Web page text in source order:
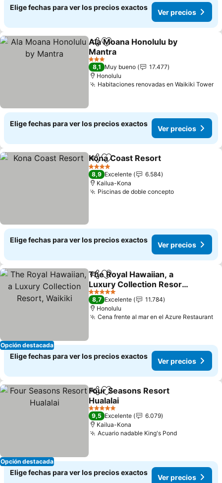
Elige fechas para ver los precios exactos
Ver precios
CompartirAgregar a favoritos
Ala Moana Honolulu by
Mantra
3 Estrellas
8,1 Muy bueno
17.477
Honolulu
Habitaciones renovadas en Waikiki Tower
Elige fechas para ver los precios exactos
Ver precios
CompartirAgregar a favoritos
Kona Coast Resort
4 Estrellas
8,9 Excelente
6.584
Kailua-Kona
Piscinas de doble concepto
Elige fechas para ver los precios exactos
Ver precios
Opción destacada
Compartir
Agregar a favoritos
The Royal Hawaiian, a
Luxury Collection Resort,
Waikiki
5 Estrellas
8,7 Excelente
11.784
Honolulu
Cena frente al mar en el Azure Restaurant
Elige fechas para ver los precios exactos
Ver precios
Opción destacada
CompartirAgregar a favoritos
Four Seasons Resort
Hualalai
5 Estrellas
9,5 Excelente
6.079
Kailua-Kona
Acuario nadable King's Pond
Elige fechas para ver los precios exactos
Ver precios